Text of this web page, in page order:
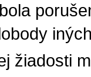
žiadosti